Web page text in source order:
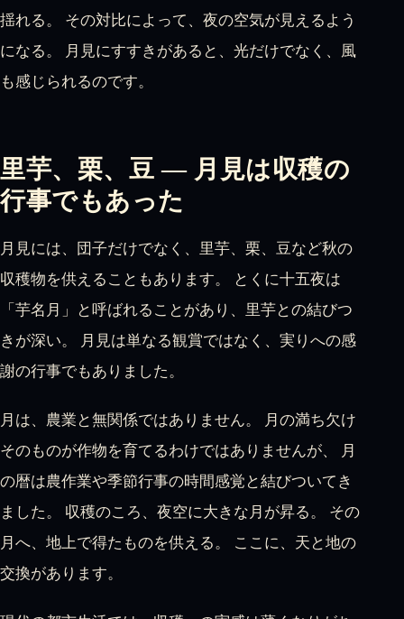
揺れる。 その対比によって、夜の空気が見えるよう
になる。 月見にすすきがあると、光だけでなく、風
も感じられるのです。
里芋、栗、豆 — 月見は収穫の
行事でもあった
月見には、団子だけでなく、里芋、栗、豆など秋の
収穫物を供えることもあります。 とくに十五夜は
「芋名月」と呼ばれることがあり、里芋との結びつ
きが深い。 月見は単なる観賞ではなく、実りへの感
謝の行事でもありました。
月は、農業と無関係ではありません。 月の満ち欠け
そのものが作物を育てるわけではありませんが、 月
の暦は農作業や季節行事の時間感覚と結びついてき
ました。 収穫のころ、夜空に大きな月が昇る。 その
月へ、地上で得たものを供える。 ここに、天と地の
交換があります。